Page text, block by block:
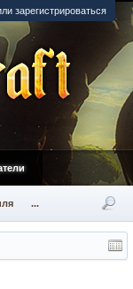
зарегистрироваться
...